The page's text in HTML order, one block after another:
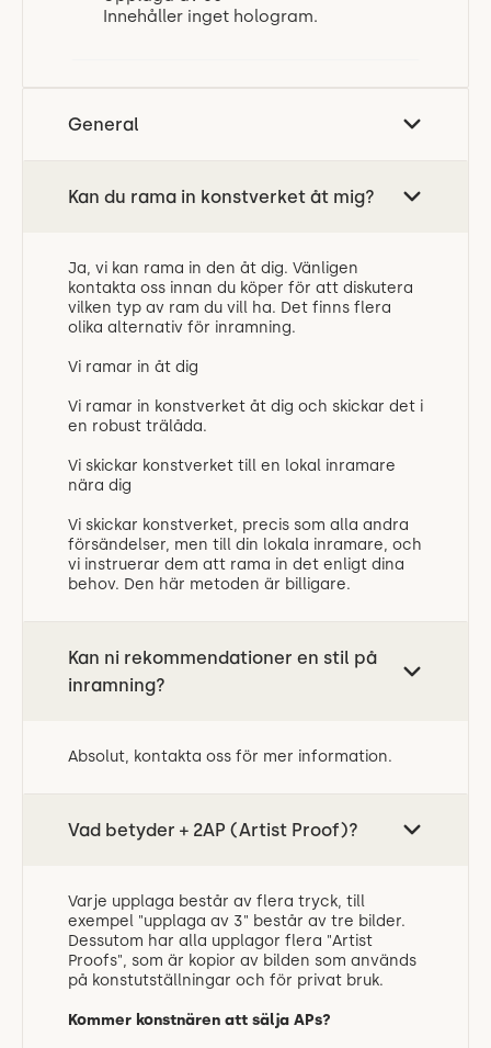
Innehåller inget hologram.
General
Kan du rama in konstverket åt mig?
Ja, vi kan rama in den åt dig. Vänligen
kontakta oss innan du köper för att diskutera
vilken typ av ram du vill ha. Det finns flera
olika alternativ för inramning.
Vi ramar in åt dig
Vi ramar in konstverket åt dig och skickar det i
en robust trälåda.
Vi skickar konstverket till en lokal inramare
nära dig
Vi skickar konstverket, precis som alla andra
försändelser, men till din lokala inramare, och
vi instruerar dem att rama in det enligt dina
behov. Den här metoden är billigare.
Kan ni rekommendationer en stil på
inramning?
Absolut, kontakta oss för mer information.
Vad betyder + 2AP (Artist Proof)?
Varje upplaga består av flera tryck, till
exempel "upplaga av 3" består av tre bilder.
Dessutom har alla upplagor flera "Artist
Proofs", som är kopior av bilden som används
på konstutställningar och för privat bruk.
Kommer konstnären att sälja APs?